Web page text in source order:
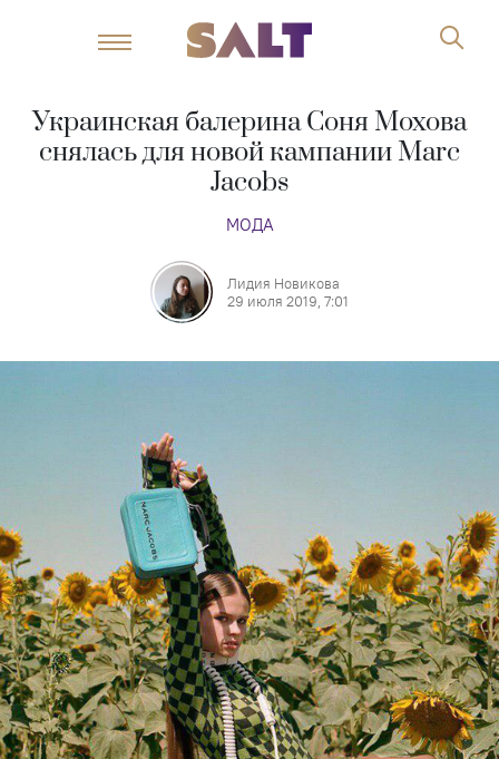
Украинская балерина Соня Мохова
снялась для новой кампании Marc
Jacobs
МОДА
Лидия Новикова
29 июля 2019, 7:01